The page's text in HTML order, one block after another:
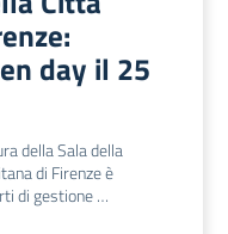
day il 25
della Sala della
di Firenze è
di gestione …